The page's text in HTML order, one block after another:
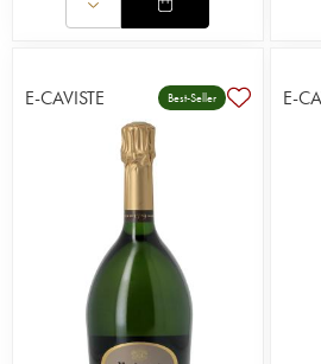
E-CAVISTE Best-Seller E-